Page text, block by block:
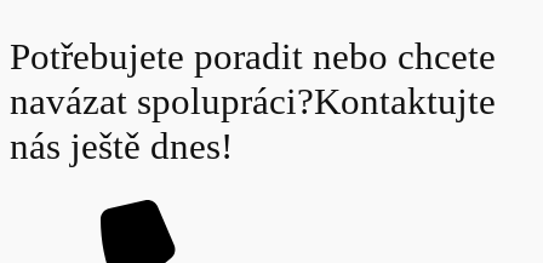
Potřebujete poradit nebo chcete
navázat spolupráci?Kontaktujte
nás ještě dnes!